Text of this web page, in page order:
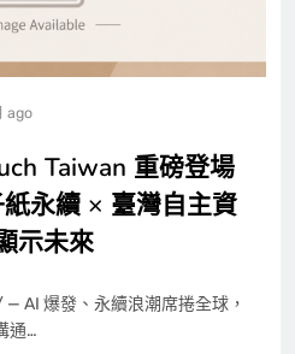
ago
Taiwan 重磅登場
永續 × 臺灣自主資
示未來
AI 爆發、永續浪潮席捲全球，
通…